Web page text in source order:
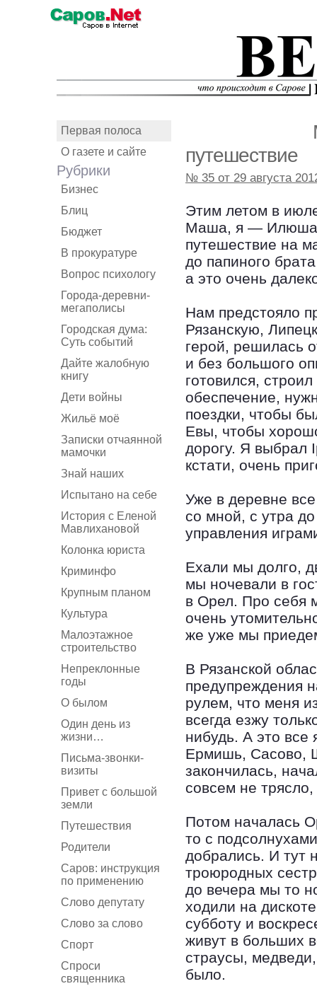
Первая полоса
О газете и сайте
Рубрики
Бизнес
Блиц
Бюджет
В прокуратуре
Вопрос психологу
Города-деревни-
мегаполисы
Городская дума:
Суть событий
Дайте жалобную
книгу
Дети войны
Жильё моё
Записки отчаянной
мамочки
Знай наших
Испытано на себе
История с Еленой
Мавлихановой
Колонка юриста
Криминфо
Крупным планом
Культура
Малоэтажное
строительство
Непреклонные
годы
О былом
Один день из
жизни…
Письма-звонки-
визиты
Привет с большой
земли
Путешествия
Родители
Саров: инструкция
по применению
Слово депутату
Слово за слово
Спорт
Спроси
священника
путешествие
№ 35 от 29 августа
Этим летом в
Маша, я — Илюша
путешествие на
до папиного
а это очень
Нам предстояло
Рязанскую,
герой, решилась
и без большого
готовился,
обеспечение,
поездки, чтобы
Евы, чтобы
дорогу. Я выбрал
кстати, очень
Уже в деревне
со мной, с утра
управления
Ехали мы долго,
мы ночевали в
в Орел. Про себя
очень
же уже мы
В Рязанской
предупреждения
рулем, что меня
всегда езжу
нибудь. А это
Ермишь, Сасово,
закончилась,
совсем не
Потом началась
то с
добрались. И тут
троюродных
до вечера мы то
ходили на
субботу и
живут в больших
страусы,
было.